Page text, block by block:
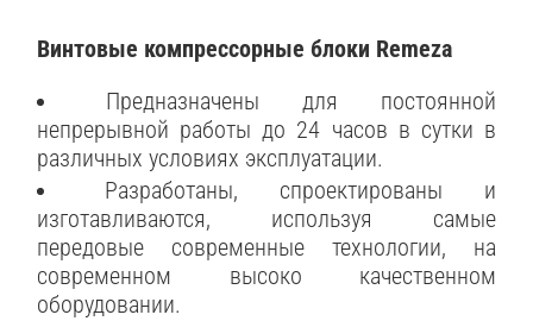
Винтовые компрессорные блоки Remeza
Предназначены для постоянной
непрерывной работы до 24 часов в сутки в
различных условиях эксплуатации.
Разработаны, спроектированы и
изготавливаются, используя самые
передовые современные технологии, на
современном высоко качественном
оборудовании.